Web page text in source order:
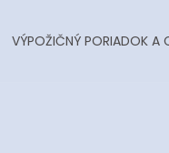
VÝPOŽIČNÝ PORIADOK A